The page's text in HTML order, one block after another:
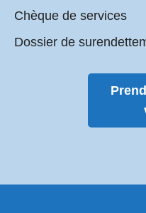
Chèque de services
Dossier de